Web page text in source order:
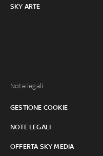
SKY ARTE
Note legali:
GESTIONE COOKIE
NOTE LEGALI
OFFERTA SKY MEDIA